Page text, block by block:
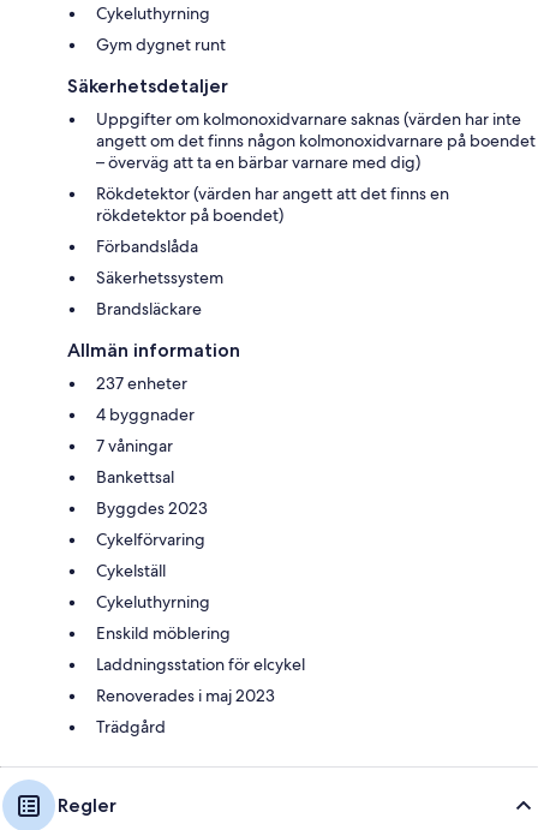
Cykeluthyrning
Gym dygnet runt
Säkerhetsdetaljer
Uppgifter om kolmonoxidvarnare saknas (värden har inte
angett om det finns någon kolmonoxidvarnare på boendet
– överväg att ta en bärbar varnare med dig)
Rökdetektor (värden har angett att det finns en
rökdetektor på boendet)
Förbandslåda
Säkerhetssystem
Brandsläckare
Allmän information
237 enheter
4 byggnader
7 våningar
Bankettsal
Byggdes 2023
Cykelförvaring
Cykelställ
Cykeluthyrning
Enskild möblering
Laddningsstation för elcykel
Renoverades i maj 2023
Trädgård
Regler